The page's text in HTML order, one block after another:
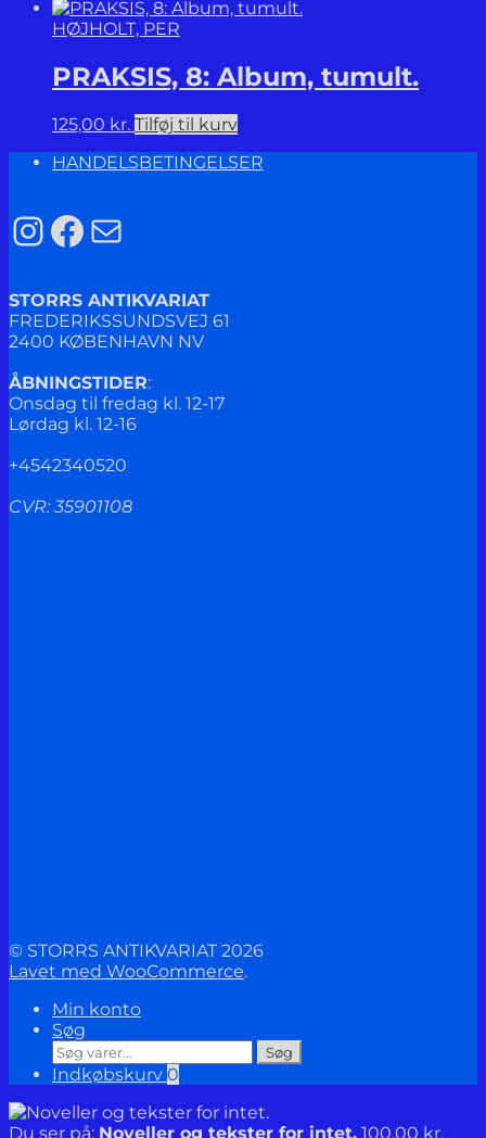
HØJHOLT, PER
PRAKSIS, 8: Album, tumult.
125,00 kr. Tilføj til kurv
HANDELSBETINGELSER
Instagram
Facebook
Mail
STORRS ANTIKVARIAT
FREDERIKSSUNDSVEJ 61
2400 KØBENHAVN NV
ÅBNINGSTIDER:
Onsdag til fredag kl. 12-17
Lørdag kl. 12-16
+4542340520
CVR: 35901108
© STORRS ANTIKVARIAT 2026
Lavet med WooCommerce.
Min konto
Søg
Søg
efter:
Søg
Indkøbskurv 0
Du ser på: Noveller og tekster for intet. 100,00 kr.